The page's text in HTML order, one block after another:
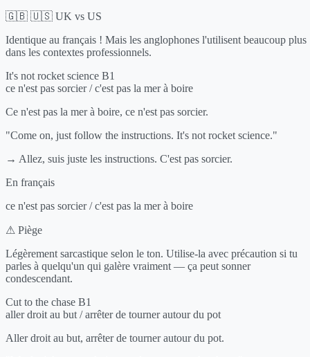
🇬🇧 🇺🇸 UK vs US
Identique au français ! Mais les anglophones l'utilisent beaucoup plus
dans les contextes professionnels.
It's not rocket science B1
ce n'est pas sorcier / c'est pas la mer à boire
Ce n'est pas la mer à boire, ce n'est pas sorcier.
"Come on, just follow the instructions. It's not rocket science."
→ Allez, suis juste les instructions. C'est pas sorcier.
En français
ce n'est pas sorcier / c'est pas la mer à boire
⚠ Piège
Légèrement sarcastique selon le ton. Utilise-la avec précaution si tu
parles à quelqu'un qui galère vraiment — ça peut sonner
condescendant.
Cut to the chase B1
aller droit au but / arrêter de tourner autour du pot
Aller droit au but, arrêter de tourner autour du pot.